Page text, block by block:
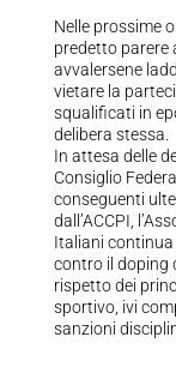
Nelle prossime
predetto parere
avvalersene
vietare la
squalificati in
delibera stessa.
In attesa delle
Consiglio
conseguenti
dall’ACCPI,
Italiani
contro il doping
rispetto dei
sportivo, ivi
sanzioni